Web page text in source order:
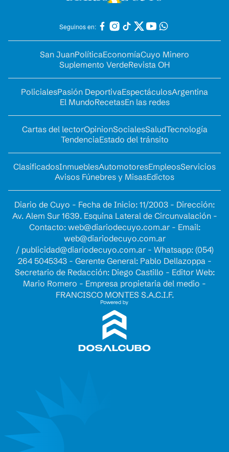
Seguinos en:
San JuanPolíticaEconomíaCuyo Minero
Suplemento VerdeRevista OH
PolicialesPasión DeportivaEspectáculosArgentina
El MundoRecetasEn las redes
Cartas del lectorOpinionSocialesSaludTecnología
TendenciaEstado del tránsito
ClasificadosInmueblesAutomotoresEmpleosServicios
Avisos Fúnebres y MisasEdictos
Diario de Cuyo - Fecha de Inicio: 11/2003 - Dirección:
Av. Alem Sur 1639. Esquina Lateral de Circunvalación -
Contacto: web@diariodecuyo.com.ar- Email:
web@diariodecuyo.com.ar
/ publicidad@diariodecuyo.com.ar- Whatsapp: (054)
264 5045343 - Gerente General: Pablo Dellazoppa -
Secretario de Redacción: Diego Castillo - Editor Web:
Mario Romero - Empresa propietaria del medio -
FRANCISCO MONTES S.A.C.I.F.